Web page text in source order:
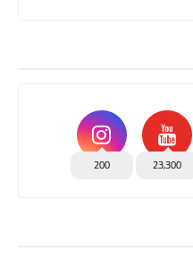
23,300
200